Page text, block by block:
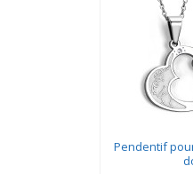
Pendentif